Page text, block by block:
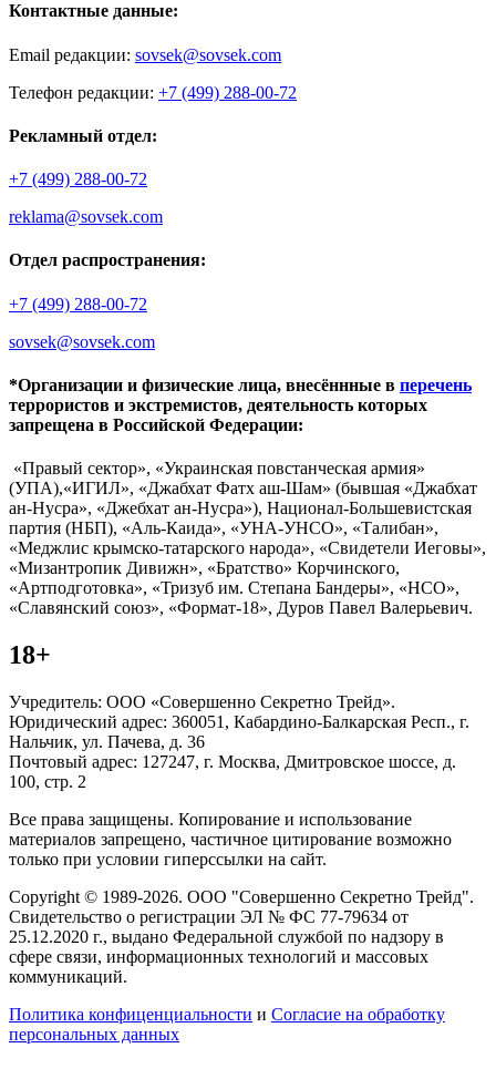
Контактные данные:
Email редакции: sovsek@sovsek.com
Телефон редакции: +7 (499) 288-00-72
Рекламный отдел:
+7 (499) 288-00-72
reklama@sovsek.com
Отдел распространения:
+7 (499) 288-00-72
sovsek@sovsek.com
*Организации и физические лица, внесённные в перечень
террористов и экстремистов, деятельность которых
запрещена в Российской Федерации:
«Правый сектор», «Украинская повстанческая армия»
(УПА),«ИГИЛ», «Джабхат Фатх аш-Шам» (бывшая «Джабхат
ан-Нусра», «Джебхат ан-Нусра»), Национал-Большевистская
партия (НБП), «Аль-Каида», «УНА-УНСО», «Талибан»,
«Меджлис крымско-татарского народа», «Свидетели Иеговы»,
«Мизантропик Дивижн», «Братство» Корчинского,
«Артподготовка», «Тризуб им. Степана Бандеры», «НСО»,
«Славянский союз», «Формат-18», Дуров Павел Валерьевич.
18+
Учредитель: ООО «Совершенно Секретно Трейд».
Юридический адрес: 360051, Кабардино-Балкарская Респ., г.
Нальчик, ул. Пачева, д. 36
Почтовый адрес: 127247, г. Москва, Дмитровское шоссе, д.
100, стр. 2
Все права защищены. Копирование и использование
материалов запрещено, частичное цитирование возможно
только при условии гиперссылки на сайт.
Copyright © 1989-2026. ООО "Совершенно Секретно Трейд".
Свидетельство о регистрации ЭЛ № ФС 77-79634 от
25.12.2020 г., выдано Федеральной службой по надзору в
сфере связи, информационных технологий и массовых
коммуникаций.
Политика конфиценциальности и Согласие на обработку
персональных данных